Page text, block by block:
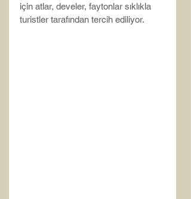
için atlar, develer, faytonlar sıklıkla
turistler tarafından tercih ediliyor.